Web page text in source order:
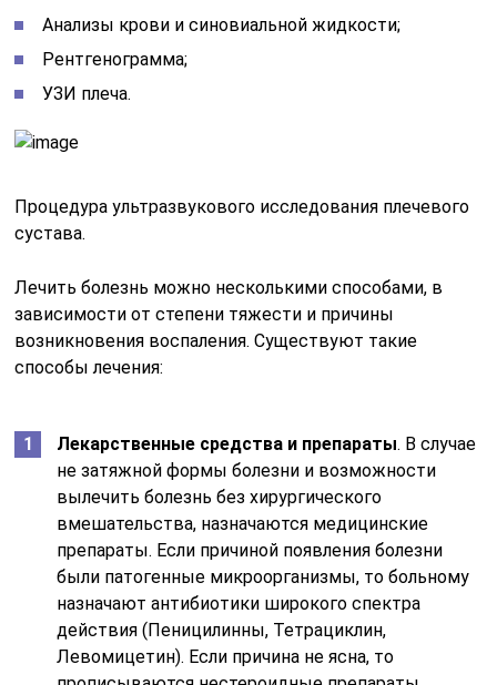
Анализы крови и синовиальной жидкости;
Рентгенограмма;
УЗИ плеча.
Процедура ультразвукового исследования плечевого
сустава.
Лечить болезнь можно несколькими способами, в
зависимости от степени тяжести и причины
возникновения воспаления. Существуют такие
способы лечения:
Лекарственные средства и препараты. В случае
не затяжной формы болезни и возможности
вылечить болезнь без хирургического
вмешательства, назначаются медицинские
препараты. Если причиной появления болезни
были патогенные микроорганизмы, то больному
назначают антибиотики широкого спектра
действия (Пеницилинны, Тетрациклин,
Левомицетин). Если причина не ясна, то